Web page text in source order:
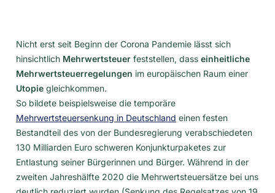
Nicht erst seit Beginn der Corona Pandemie lässt sich
hinsichtlich Mehrwertsteuer feststellen, dass einheitliche
Mehrwertsteuerregelungen im europäischen Raum einer
Utopie gleichkommen.
So bildete beispielsweise die temporäre
Mehrwertsteuersenkung in Deutschland einen festen
Bestandteil des von der Bundesregierung verabschiedeten
130 Milliarden Euro schweren Konjunkturpaketes zur
Entlastung seiner Bürgerinnen und Bürger. Während in der
zweiten Jahreshälfte 2020 die Mehrwertsteuersätze bei uns